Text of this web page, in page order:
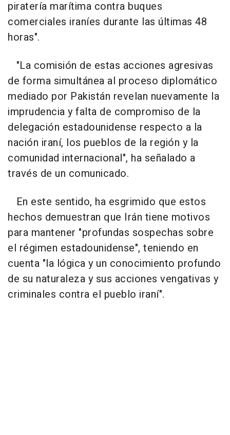
piratería marítima contra buques
comerciales iraníes durante las últimas 48
horas".
"La comisión de estas acciones agresivas
de forma simultánea al proceso diplomático
mediado por Pakistán revelan nuevamente la
imprudencia y falta de compromiso de la
delegación estadounidense respecto a la
nación iraní, los pueblos de la región y la
comunidad internacional", ha señalado a
través de un comunicado.
En este sentido, ha esgrimido que estos
hechos demuestran que Irán tiene motivos
para mantener "profundas sospechas sobre
el régimen estadounidense", teniendo en
cuenta "la lógica y un conocimiento profundo
de su naturaleza y sus acciones vengativas y
criminales contra el pueblo iraní".